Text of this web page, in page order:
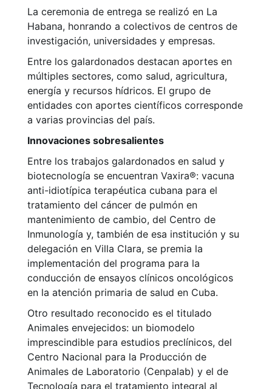
La ceremonia de entrega se realizó en La
Habana, honrando a colectivos de centros de
investigación, universidades y empresas.
Entre los galardonados destacan aportes en
múltiples sectores, como salud, agricultura,
energía y recursos hídricos. El grupo de
entidades con aportes científicos corresponde
a varias provincias del país.
Innovaciones sobresalientes
Entre los trabajos galardonados en salud y
biotecnología se encuentran Vaxira®: vacuna
anti-idiotípica terapéutica cubana para el
tratamiento del cáncer de pulmón en
mantenimiento de cambio, del Centro de
Inmunología y, también de esa institución y su
delegación en Villa Clara, se premia la
implementación del programa para la
conducción de ensayos clínicos oncológicos
en la atención primaria de salud en Cuba.
Otro resultado reconocido es el titulado
Animales envejecidos: un biomodelo
imprescindible para estudios preclínicos, del
Centro Nacional para la Producción de
Animales de Laboratorio (Cenpalab) y el de
Tecnología para el tratamiento integral al